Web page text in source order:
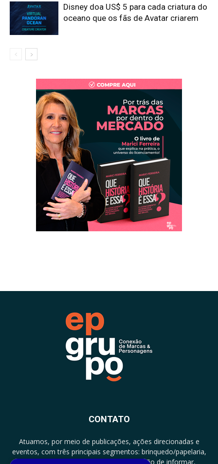
Disney doa US$ 5 para cada criatura do
oceano que os fãs de Avatar criarem
CONTATO
Atuamos, por meio de publicações, ações direcionadas e
eventos, com três principais segmentos: brinquedo/papelaria,
licenciamento e zero a três com a missão de informar,